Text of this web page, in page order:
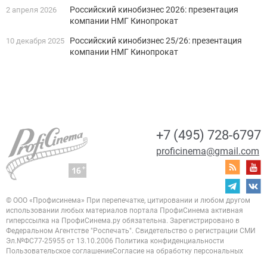
2 апреля 2026
Российский кинобизнес 2026: презентация
компании НМГ Кинопрокат
10 декабря 2025
Российский кинобизнес 25/26: презентация
компании НМГ Кинопрокат
+7 (495) 728-6797
proficinema@gmail.com
© ООО «Профисинема» При перепечатке, цитировании и любом другом
использовании любых материалов портала ПрофиСинема активная
гиперссылка на ПрофиСинема.ру обязательна. Зарегистрировано в
Федеральном Агентстве "Роспечать". Свидетельство о регистрации СМИ
Эл.№ФС77-25955 от 13.10.2006 Политика конфиденциальности
Пользовательское соглашениеСогласие на обработку персональных